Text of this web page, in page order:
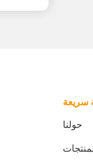
سريعة
حولنا